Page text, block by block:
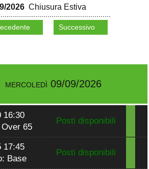
2026Chiusura Estiva
Successivo
mercoledì 09/09/2026
16:30
65
Posti disponibili
17:45
Base
Posti disponibili